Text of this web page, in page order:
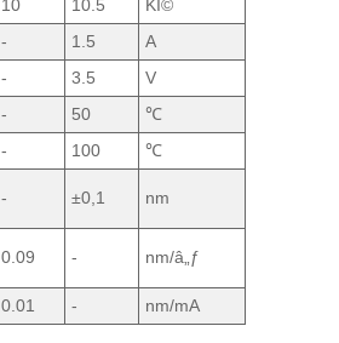
10 10.5
KÎ©
- 1.5
A
- 3.5
V
- 50
℃
- 100 ℃
- ±0,1 nm
0.09 - nm/â„ƒ
0.01 - nm/mA